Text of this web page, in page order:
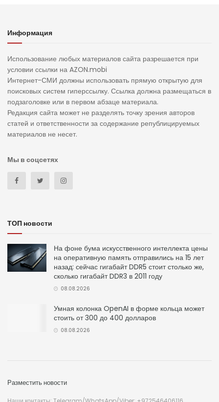
Информация
Использование любых материалов сайта разрешается при
условии ссылки на AZON.mobi
Интернет-СМИ должны использовать прямую открытую для
поисковых систем гиперссылку. Ссылка должна размещаться в
подзаголовке или в первом абзаце материала.
Редакция сайта может не разделять точку зрения авторов
статей и ответственности за содержание републицируемых
материалов не несет.
Мы в соцсетях
ТОП новости
На фоне бума искусственного интеллекта цены
на оперативную память отправились на 15 лет
назад: сейчас гигабайт DDR5 стоит столько же,
сколько гигабайт DDR3 в 2011 году
08.08.2026
Умная колонка OpenAI в форме кольца может
стоить от 300 до 400 долларов
08.08.2026
Разместить новости